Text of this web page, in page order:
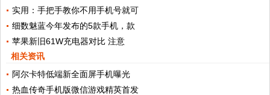
实用：手把手教你不用手机号就可
细数魅蓝今年发布的5款手机，款
苹果新旧61W充电器对比 注意
相关资讯
阿尔卡特低端新全面屏手机曝光
热血传奇手机版微信游戏精英首发